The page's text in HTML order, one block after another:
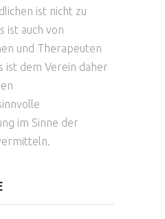
ist nicht zu
ist auch von
und Therapeuten
ist dem Verein daher
im Sinne der